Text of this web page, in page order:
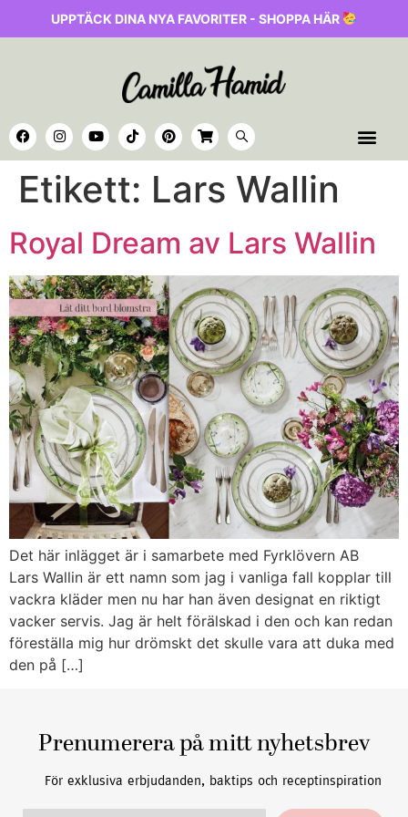
UPPTÄCK DINA NYA FAVORITER - SHOPPA HÄR
Etikett: Lars Wallin
Royal Dream av Lars Wallin
Det här inlägget är i samarbete med Fyrklövern AB
Lars Wallin är ett namn som jag i vanliga fall kopplar till
vackra kläder men nu har han även designat en riktigt
vacker servis. Jag är helt förälskad i den och kan redan
föreställa mig hur drömskt det skulle vara att duka med
den på […]
Prenumerera på mitt nyhetsbrev
För exklusiva erbjudanden, baktips och receptinspiration